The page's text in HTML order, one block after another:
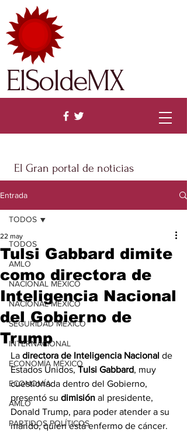
El Gran portal de noticias
ElSoldeMX
Entrada
TODOS
AMLO
NACIONAL MÉXICO
NACIONAL MÉXICO
SEGURIDAD MÉXICO
INTERNACIONAL
ECONOMÍA MÉXICO
ECONOMÍA
AMLO
PARTIDOS POLÍTICOS
TODOS
Tulsi Gabbard dimite
como directora de
Inteligencia Nacional
del Gobierno de
Trump
22 may
La directora de Inteligencia Nacional de
Estados Unidos, Tulsi Gabbard, muy
cuestionada dentro del Gobierno,
presentó su dimisión al presidente,
Donald Trump, para poder atender a su
marido, quien está enfermo de cáncer.